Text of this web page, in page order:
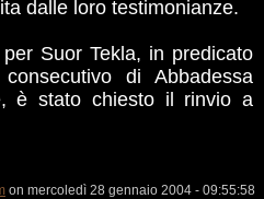
dalle loro testimonianze.
Suor Tekla, in predicato
di Abbadessa
è stato chiesto il rinvio a
on mercoledì 28 gennaio 2004 - 09:55:58